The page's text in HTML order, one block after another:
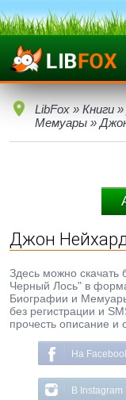
LibFox » Книги »
Мемуары »
Джон
Здесь можно скачать
Черный Лось" в
Биографии и
без регистрации и
прочесть описание и
На
В Instagram